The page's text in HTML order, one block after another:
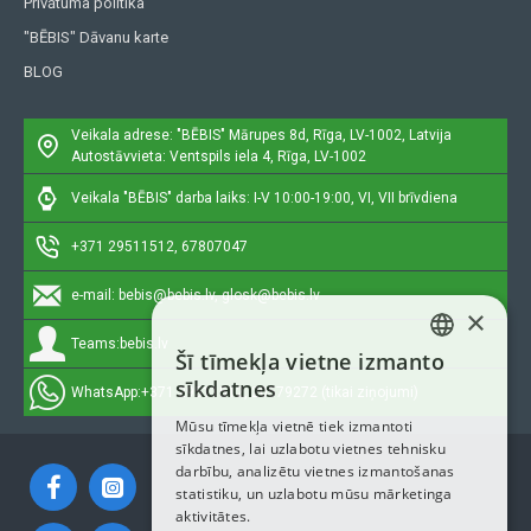
"BĒBIS" Dāvanu karte
BLOG
Veikala adrese: "BĒBIS" Mārupes 8d, Rīga, LV-1002, Latvija
Autostāvvieta: Ventspils iela 4, Rīga, LV-1002
Veikala "BĒBIS" darba laiks: I-V 10:00-19:00, VI, VII brīvdiena
+371 29511512, 67807047
e-mail: bebis@bebis.lv, glosk@bebis.lv
Teams: bebis.lv
WhatsApp:+371 29511512, 20579272 (tikai ziņojumi)
LATVIAN
ENGLISH
×
Šī tīmekļa vietne izmanto
sīkdatnes
Mūsu tīmekļa vietnē tiek izmantoti
sīkdatnes, lai uzlabotu vietnes tehnisku
darbību, analizētu vietnes izmantošanas
statistiku, un uzlabotu mūsu mārketinga
aktivitātes.